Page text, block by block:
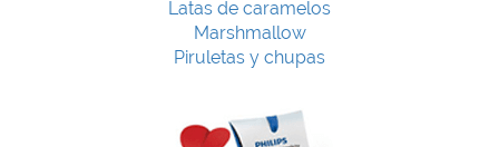
Latas de caramelos
Marshmallow
Piruletas y chupas